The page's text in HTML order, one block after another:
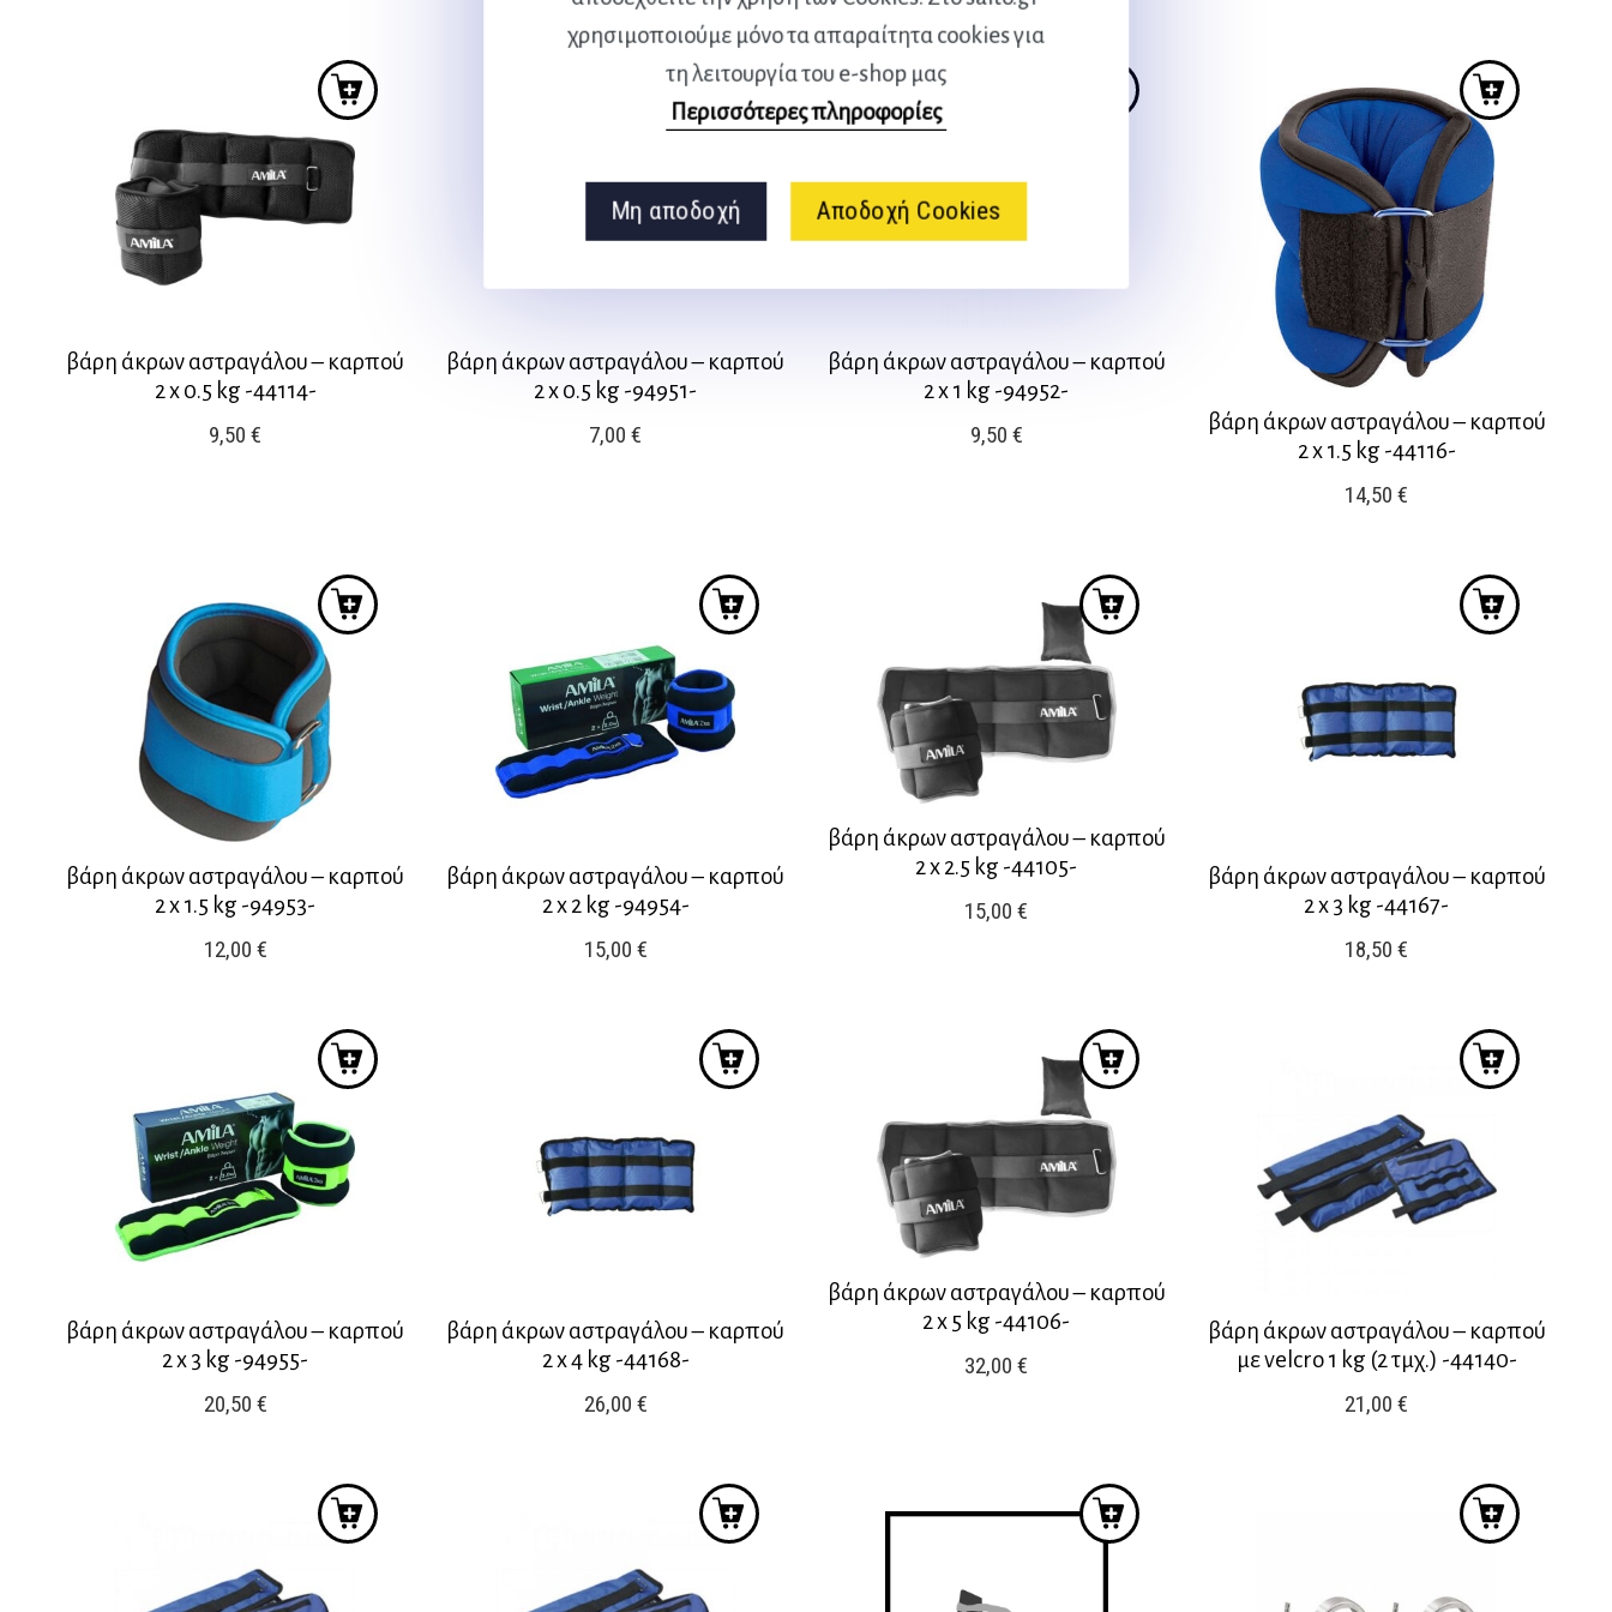
χρησιμοποιούμε μόνο τα απαραίτητα cookies για
τη λειτουργία του e-shop μας
Περισσότερες πληροφορίες
Μη αποδοχή Αποδοχή Cookies
βάρη άκρων αστραγάλου – καρπού
2 x 0.5 kg -44114-
9,50€
βάρη άκρων αστραγάλου – καρπού
2 x 0.5 kg -94951-
7,00€
βάρη άκρων αστραγάλου – καρπού
2 x 1 kg -94952-
9,50 €
βάρη άκρων αστραγάλου – καρπού
2 x 1.5 kg -44116-
14,50€
βάρη άκρων αστραγάλου – καρπού
2 x 1.5 kg -94953-
12,00 €
βάρη άκρων αστραγάλου – καρπού
2 x 2 kg -94954-
15,00 €
βάρη άκρων αστραγάλου – καρπού
2 x 2.5 kg -44105-
15,00€
βάρη άκρων αστραγάλου – καρπού
2 x 3 kg -44167-
18,50€
βάρη άκρων αστραγάλου – καρπού
2 x 3 kg -94955-
20,50 €
βάρη άκρων αστραγάλου – καρπού
2 x 4 kg -44168-
26,00 €
βάρη άκρων αστραγάλου – καρπού
2 x 5 kg -44106-
32,00€
βάρη άκρων αστραγάλου – καρπού
με velcro 1 kg (2 τμχ.) -44140-
21,00€